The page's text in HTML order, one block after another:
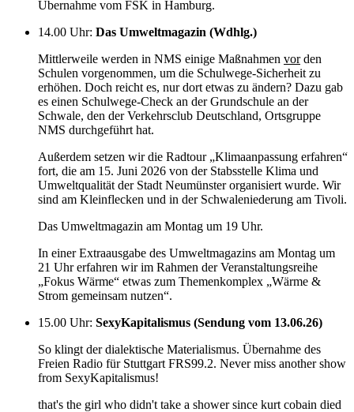
Übernahme vom FSK in Hamburg.
14.00 Uhr: Das Umweltmagazin (Wdhlg.)
Mittlerweile werden in NMS einige Maßnahmen vorden
Schulen vorgenommen, um die Schulwege-Sicherheit zu
erhöhen. Doch reicht es, nur dort etwas zu ändern? Dazu gab
es einen Schulwege-Check an der Grundschule an der
Schwale, den der Verkehrsclub Deutschland, Ortsgruppe
NMS durchgeführt hat.
Außerdem setzen wir die Radtour „Klimaanpassung erfahren“
fort, die am 15. Juni 2026 von der Stabsstelle Klima und
Umweltqualität der Stadt Neumünster organisiert wurde. Wir
sind am Kleinflecken und in der Schwaleniederung am Tivoli.
Das Umweltmagazin am Montag um 19 Uhr.
In einer Extraausgabe des Umweltmagazins am Montag um
21 Uhr erfahren wir im Rahmen der Veranstaltungsreihe
„Fokus Wärme“ etwas zum Themenkomplex „Wärme &
Strom gemeinsam nutzen“.
15.00 Uhr: SexyKapitalismus (Sendung vom 13.06.26)
So klingt der dialektische Materialismus. Übernahme des
Freien Radio für Stuttgart FRS99.2. Never miss another show
from SexyKapitalismus!
that's the girl who didn't take a shower since kurt cobain died